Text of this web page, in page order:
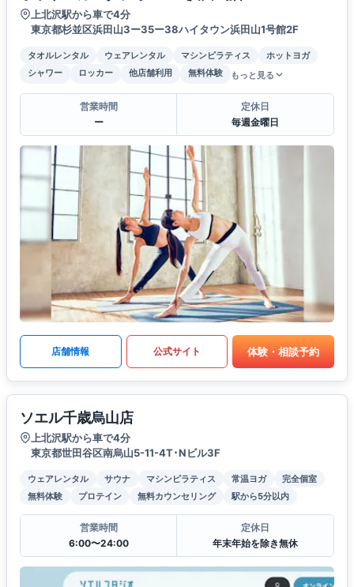
上北沢駅から車で4分
東京都杉並区浜田山3ー35ー38ハイタウン浜田山1号館2F
タオルレンタル ウェアレンタル マシンピラティス
ホットヨガ
シャワー
ロッカー 他店舗利用 無料体験 もっと見る
営業時間
ー
定休日
毎週金曜日
店舗情報 公式サイト 体験・相談予約
ソエル千歳烏山店
上北沢駅から車で4分
東京都世田谷区南烏山5-11-4T･Nビル3F
ウェアレンタル サウナ マシンピラティス 常温ヨガ
完全個室
無料体験
プロテイン 無料カウンセリング 駅から5分以内
営業時間
6:00〜24:00
定休日
年末年始を除き無休